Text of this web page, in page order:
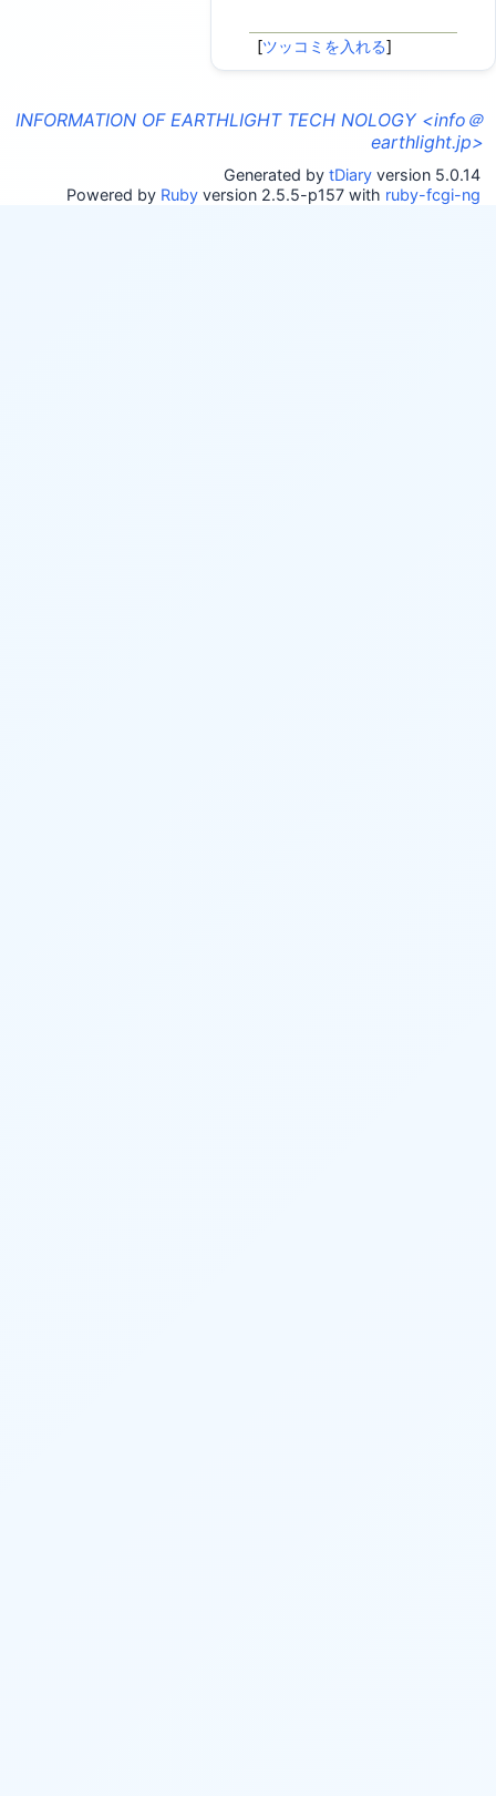
[ツッコミを入れる]
INFORMATION OF EARTHLIGHT TECH NOLOGY <info＠
earthlight.jp>
Generated by tDiaryversion 5.0.14
Powered by Rubyversion 2.5.5-p157 with ruby-fcgi-ng